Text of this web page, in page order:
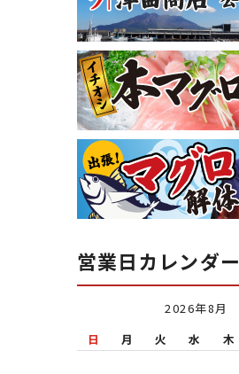
営業日カレンダー
2026年8月
日
月 火 水 木